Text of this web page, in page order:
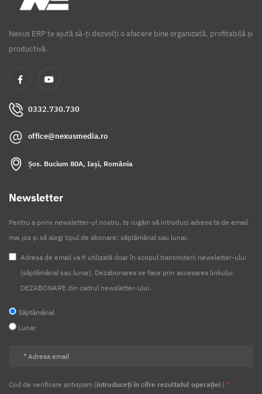
Nexus ERP te ajută să-ți dezvolți o afacere bine organizată, profitabilă și
productivă.
0332.730.730
office@nexusmedia.ro
Șos. Bucium 80A, Iași, România
Newsletter
Pentru a primi newsletter-ul nostru, te rugăm să introduci adresa ta de email
mai jos și să alegi tipul de abonare: săptămânal sau lunar.
Adresa de email va fi utilizată doar în scopul transmiterii newsletter-ului
(săptămânal sau lunar). Dezabonarea se face prin accesarea linkului
DEZABONARE din cadrul newsletter-ului.
Săptămânal
Lunar
Cod de verificare antispam (introduceți în cifre rezultatul operației ) *